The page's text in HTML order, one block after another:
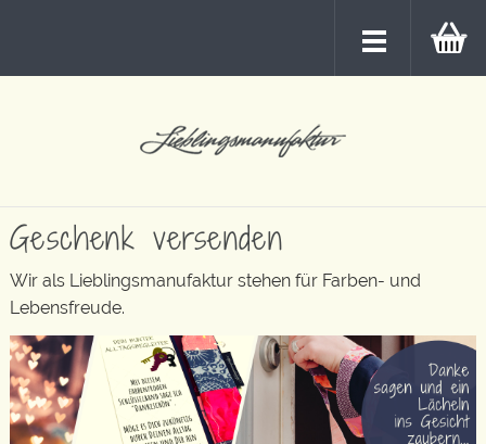
Geschenk versenden
Wir als Lieblingsmanufaktur stehen für Farben- und
Lebensfreude.